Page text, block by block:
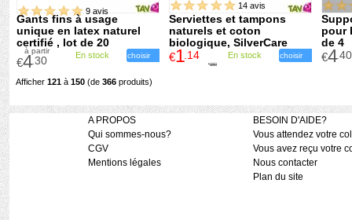
Gants fins à usage
unique en latex naturel
certifié , lot de 20
à partir
€4 .30 En stock choisir
9 avis
Serviettes et tampons
naturels et coton
biologique, SilverCare
€3.80
€1 .14 En stock choisir
14 avis
pour
de 4
€4 .40
Afficher 121 à 150 (de 366 produits)
A PROPOS
Qui sommes-nous?
CGV
Mentions légales
BESOIN D'AIDE?
Vous attendez votre
Vous avez reçu votre
Nous contacter
Plan du site